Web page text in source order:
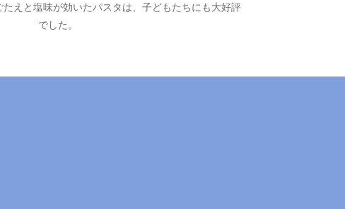
たえと塩味が効いたパスタは、子どもたちにも大好評
でした。